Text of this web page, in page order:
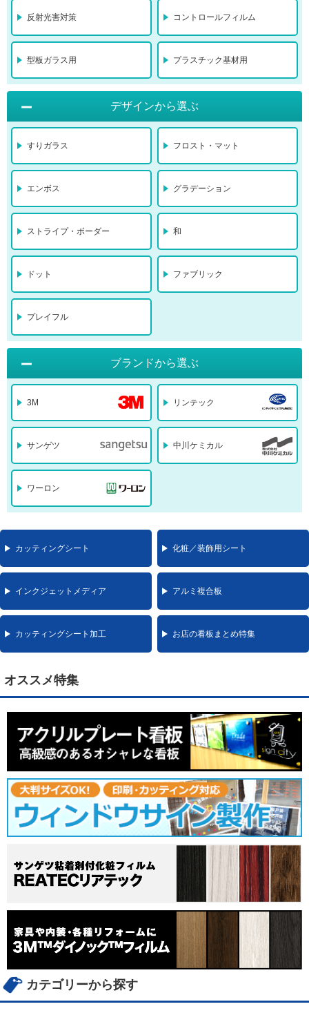
反射光害対策 コントロールフィルム
型板ガラス用 プラスチック基材用
デザインから選ぶ
すりガラス フロスト・マット
エンボス グラデーション
ストライプ・ボーダー 和
ドット ファブリック
プレイフル
ブランドから選ぶ
3M リンテック
サンゲツ 中川ケミカル
ワーロン
カッティングシート 化粧／装飾用シート
インクジェットメディア アルミ複合板
カッティングシート加工 お店の看板まとめ特集
オススメ特集
カテゴリーから探す